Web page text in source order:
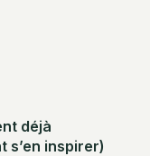
déjà
s’en inspirer)